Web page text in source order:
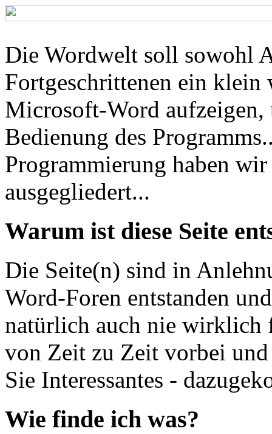
Die Wordwelt soll sowohl
Fortgeschrittenen ein
Microsoft-Word
Bedienung des
Programmierung haben
ausgegliedert...
Warum ist diese Seite
Die Seite(n) sind in
Word-Foren entstanden
natürlich auch nie wirklich
von Zeit zu Zeit vorbei
Sie Interessantes -
Wie finde ich was?